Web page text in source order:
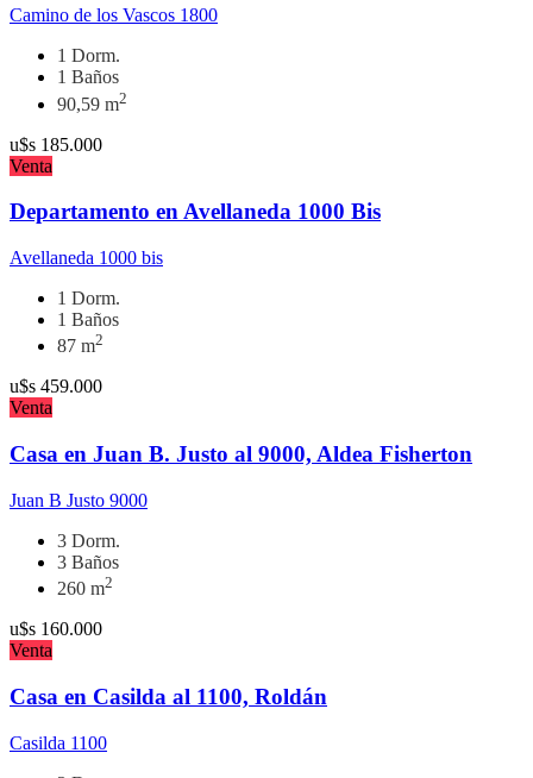
Camino de los Vascos 1800
1 Dorm.
1 Baños
90,59 m2
u$s 185.000
Venta
Departamento en Avellaneda 1000 Bis
Avellaneda 1000 bis
1 Dorm.
1 Baños
87 m2
u$s 459.000
Venta
Casa en Juan B. Justo al 9000, Aldea Fisherton
Juan B Justo 9000
3 Dorm.
3 Baños
260 m2
u$s 160.000
Venta
Casa en Casilda al 1100, Roldán
Casilda 1100